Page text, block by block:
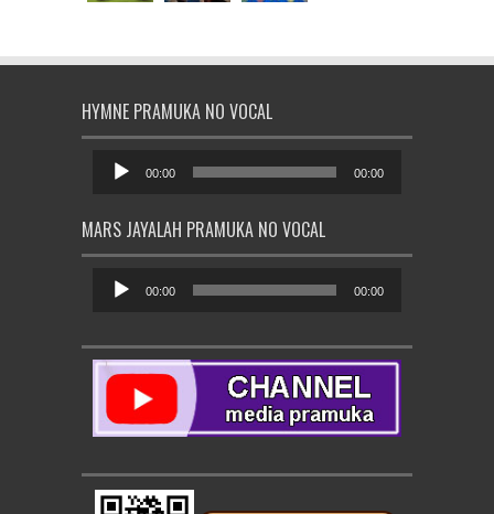
HYMNE PRAMUKA NO VOCAL
Audio
00:00 00:00
MARS JAYALAH PRAMUKA NO VOCAL
Audio
00:00 00:00